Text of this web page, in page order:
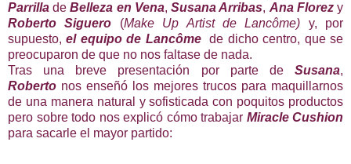
Parrilla deBelleza en Vena,Susana Arribas, Ana Florezy
Roberto Siguero
(Make Up Artist de Lancôme) y, por
supuesto,el equipo de Lancôme de dicho centro, que se
preocuparon de que no nos faltase de nada.
Tras una breve presentación por parte de Susana,
Roberto nos enseñó los mejores trucos para maquillarnos
de una manera natural y sofisticada con poquitos productos
pero sobre todo nos explicó cómo trabajar Miracle Cushion
para sacarle el mayor partido: